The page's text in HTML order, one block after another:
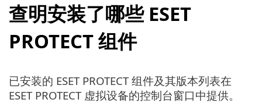
查明安装了哪些 ESET
PROTECT 组件
已安装的 ESET PROTECT 组件及其版本列表在
ESET PROTECT 虚拟设备的控制台窗口中提供。